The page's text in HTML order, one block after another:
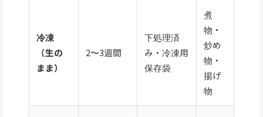
冷凍
（生の
まま）
2〜3週間
下処理済
み・冷凍用
保存袋
煮
物・
炒め
物・
揚げ
物